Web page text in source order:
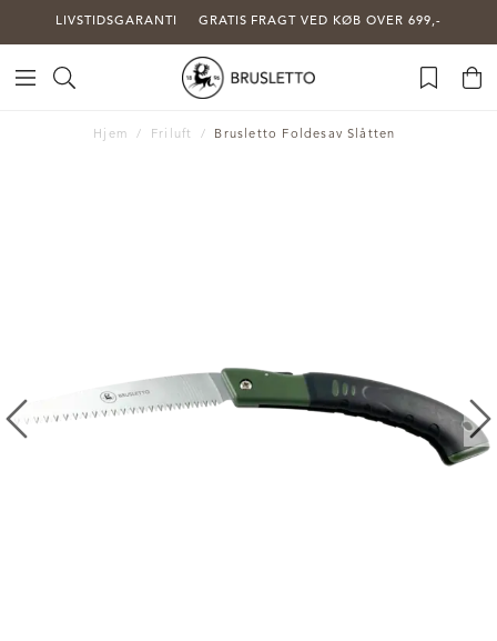
LIVSTIDSGARANTI GRATIS FRAGT VED KØB OVER 699,-
Hjem Friluft Brusletto Foldesav Slåtten